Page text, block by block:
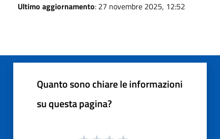
Ultimo aggiornamento: 27 novembre 2025, 12:52
Quanto sono chiare le informazioni
su questa pagina?